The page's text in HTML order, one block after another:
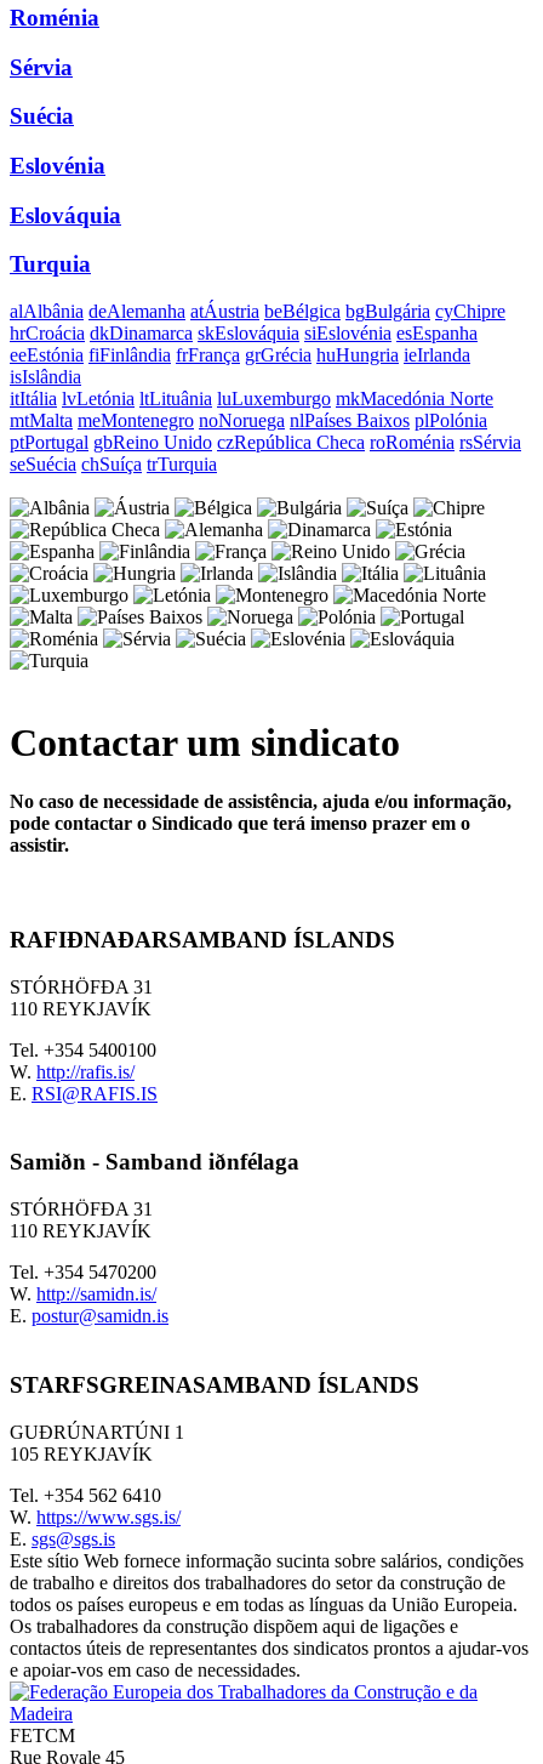
Roménia
Sérvia
Suécia
Eslovénia
Eslováquia
Turquia
alAlbânia deAlemanha atÁustria beBélgica bgBulgária cyChipre
hrCroácia dkDinamarca skEslováquia siEslovénia esEspanha
eeEstónia fiFinlândia frFrança grGrécia huHungria ieIrlanda
isIslândia
itItália lvLetónia ltLituânia luLuxemburgo mkMacedónia Norte
mtMalta meMontenegro noNoruega nlPaíses Baixos plPolónia
ptPortugal gbReino Unido czRepública Checa roRoménia rsSérvia
seSuécia chSuíça trTurquia
Contactar um sindicato
No caso de necessidade de assistência, ajuda e/ou informação,
pode contactar o Sindicado que terá imenso prazer em o
assistir.
RAFIÐNAÐARSAMBAND ÍSLANDS
STÓRHÖFÐA 31
110 REYKJAVÍK
Tel. +354 5400100
W. http://rafis.is/
E. RSI@RAFIS.IS
Samiðn - Samband iðnfélaga
STÓRHÖFÐA 31
110 REYKJAVÍK
Tel. +354 5470200
W. http://samidn.is/
E. postur@samidn.is
STARFSGREINASAMBAND ÍSLANDS
GUÐRÚNARTÚNI 1
105 REYKJAVÍK
Tel. +354 562 6410
W. https://www.sgs.is/
E. sgs@sgs.is
Este sítio Web fornece informação sucinta sobre salários, condições
de trabalho e direitos dos trabalhadores do setor da construção de
todos os países europeus e em todas as línguas da União Europeia.
Os trabalhadores da construção dispõem aqui de ligações e
contactos úteis de representantes dos sindicatos prontos a ajudar-vos
e apoiar-vos em caso de necessidades.
FETCM
Rue Royale 45